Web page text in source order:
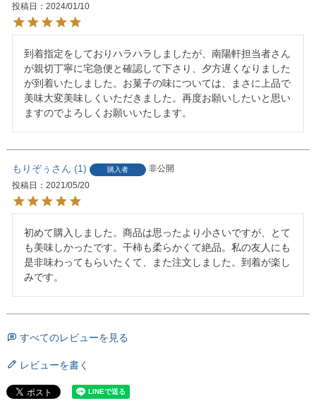
投稿日
2024/01/10
到着指定をしておりハラハラしましたが、南陽軒担当者さん
が親切丁寧に宅急便と確認して下さり、夕方遅くなりました
が到着いたしました。お菓子の味については、まさに上品で
美味大変美味しくいただきました。再度お願いしたいと思い
ますのでよろしくお願いいたします。
もりぞぅ 1 購入者
非公開
投稿日
2021/05/20
初めて購入しました。商品は思ったより小さいですが、とて
も美味しかったです。干柿も柔らかくて絶品。私の友人にも
是非味わってもらいたくて、また注文しました。到着が楽し
みです。
すべてのレビューを見る
レビューを書く